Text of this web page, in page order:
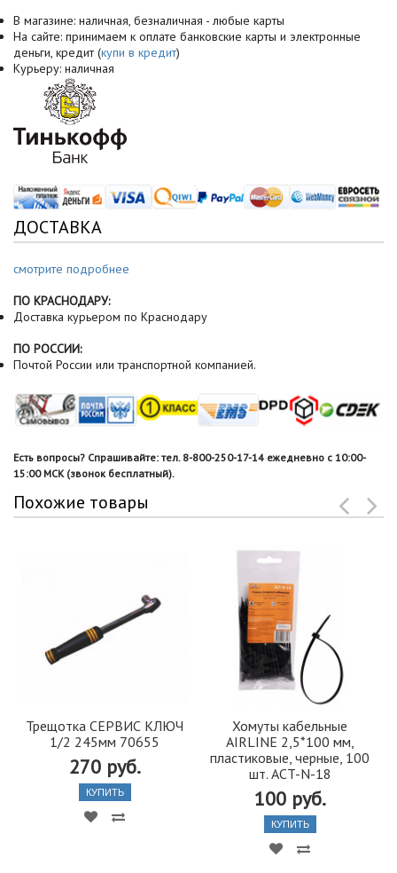
В магазине: наличная, безналичная - любые карты
На сайте: принимаем к оплате банковские карты и электронные
деньги, кредит (купи в кредит)
Курьеру: наличная
ДОСТАВКА
смотрите подробнее
ПО КРАСНОДАРУ:
Доставка курьером по Краснодару
ПО РОССИИ:
Почтой России или транспортной компанией.
Есть вопросы? Спрашивайте: тел. 8-800-250-17-14 ежедневно с 10:00-
15:00 МСК (звонок бесплатный).
Похожие товары
Трещотка СЕРВИС КЛЮЧ
1/2 245мм 70655
270 руб.
КУПИТЬ
Хомуты кабельные
AIRLINE 2,5*100 мм,
пластиковые, черные, 100
шт. ACT-N-18
100 руб.
КУПИТЬ